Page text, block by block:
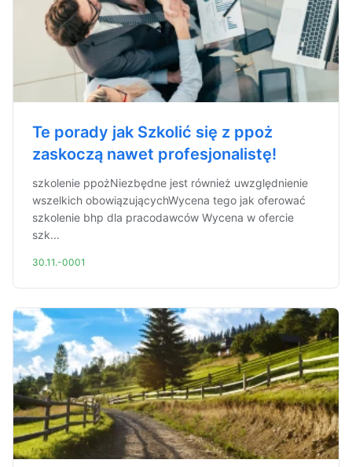
Te porady jak Szkolić się z ppoż
zaskoczą nawet profesjonalistę!
szkolenie ppożNiezbędne jest również uwzględnienie
wszelkich obowiązującychWycena tego jak oferować
szkolenie bhp dla pracodawców Wycena w ofercie
szk...
30.11.-0001